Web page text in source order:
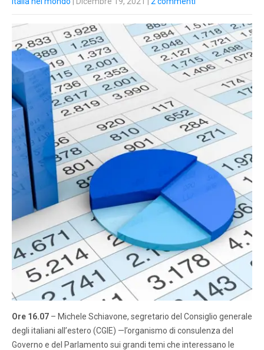
Ore 16.07 – Michele Schiavone, segretario del Consiglio generale
degli italiani all’estero (CGIE) —l’organismo di consulenza del
Governo e del Parlamento sui grandi temi che interessano le